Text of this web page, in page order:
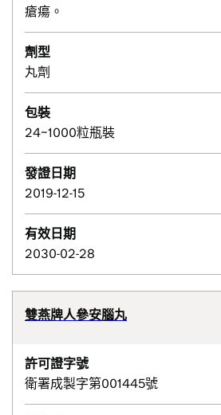
瘡瘍。
劑型
丸劑
包裝
24~1000粒瓶裝
發證日期
2019-12-15
有效日期
2030-02-28
雙燕牌人參安腦丸
許可證字號
衛署成製字第001445號